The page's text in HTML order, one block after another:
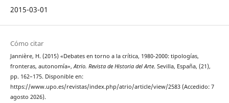
2015-03-01
Cómo citar
Jannière, H. (2015) «Debates en torno a la crítica, 1980-2000: tipologías,
fronteras, autonomía»,Atrio. Revista de Historia del Arte. Sevilla, España, (21),
pp. 162–175. Disponible en:
https://www.upo.es/revistas/index.php/atrio/article/view/2583 (Accedido: 7
agosto 2026).